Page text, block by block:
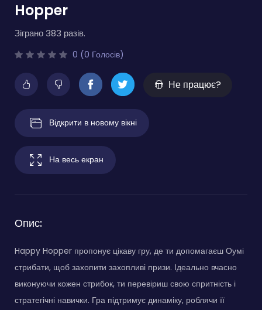
Hopper
Зіграно 383 разів.
0 (0 Голосів)
Не працює?
Відкрити в новому вікні
На весь екран
Опис:
Happy Hopper пропонує цікаву гру, де ти допомагаєш Оумі
стрибати, щоб захопити захопливі призи. Ідеально вчасно
виконуючи кожен стрибок, ти перевіриш свою спритність і
стратегічні навички. Гра підтримує динаміку, роблячи її